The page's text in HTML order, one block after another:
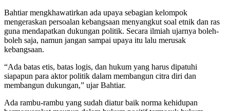
Bahtiar mengkhawatirkan ada upaya sebagian kelompok
mengeraskan persoalan kebangsaan menyangkut soal etnik dan ras
guna mendapatkan dukungan politik. Secara ilmiah ujarnya boleh-
boleh saja, namun jangan sampai upaya itu lalu merusak
kebangsaan.
“Ada batas etis, batas logis, dan hukum yang harus dipatuhi
siapapun para aktor politik dalam membangun citra diri dan
membangun dukungan,” ujar Bahtiar.
Ada rambu-rambu yang sudah diatur baik norma kehidupan